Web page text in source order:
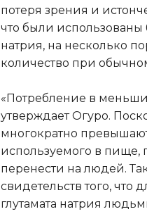
потеря зрения и
что были использованы
натрия, на несколько
количество при
«Потребление в
утверждает Огуро.
многократно
используемого в пище,
перенести на людей.
свидетельств того, что
глутамата натрия